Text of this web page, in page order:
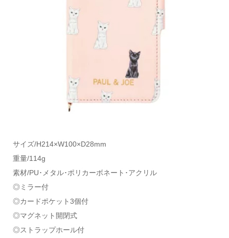
サイズ/H214×W100×D28mm
重量/114g
素材/PU･メタル･ポリカーボネート･アクリル
◎ミラー付
◎カードポケット3個付
◎マグネット開閉式
◎ストラップホール付